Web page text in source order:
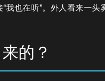
“我也在听”。外人看来一
的？